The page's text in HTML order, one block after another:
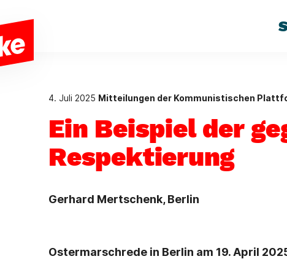
4. Juli 2025 Mitteilungen der Kommunistischen
Ein Beispiel der
Respektierung
Gerhard Mertschenk, Berlin
Ostermarschrede in Berlin am 19. April